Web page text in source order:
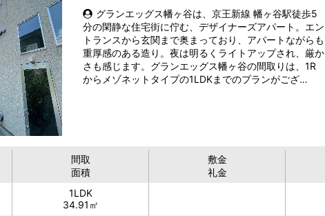
グランエッグス幡ヶ谷は、京王新線 幡ヶ谷駅徒歩5
分の閑静な住宅街に佇む、デザイナーズアパート。エン
トランスから玄関まで奥まっており、アパートながらも
重厚感のある造り。夜は明るくライトアップされ、厳か
さも感じます。グランエッグス幡ヶ谷の間取りは、1R
からメゾネットタイプの1LDKまでのプランがござ…
間取
面積
敷金
礼金
1LDK
34.91㎡